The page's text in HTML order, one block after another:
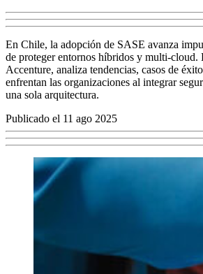
En Chile, la adopción de SASE avanza
de proteger entornos híbridos y multi-cloud.
Accenture, analiza tendencias, casos de
enfrentan las organizaciones al integrar
una sola arquitectura.
Publicado el 11 ago 2025